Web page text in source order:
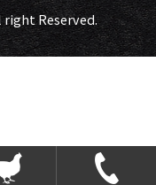
right Reserved.